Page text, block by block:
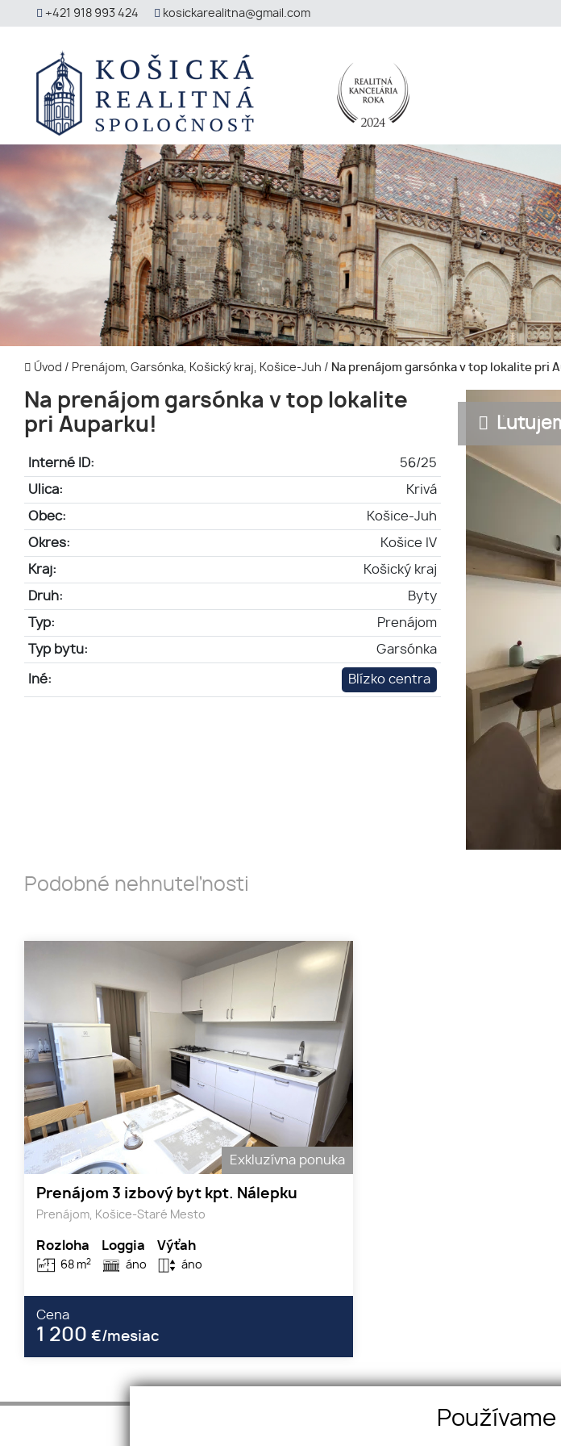
+421 918 993 424 kosickarealitna@gmail.com
Úvod / Prenájom, Garsónka, Košický kraj, Košice-Juh / Na prenájom garsónka v top lokalite pri
Na prenájom garsónka v top lokalite
pri Auparku!
Interné ID: 56/25
Ulica: Krivá
Obec: Košice-Juh
Okres: Košice IV
Kraj: Košický kraj
Druh: Byty
Typ: Prenájom
Typ bytu: Garsónka
Iné: Blízko centra
Podobné nehnuteľnosti
Exkluzívna ponuka
Prenájom 3 izbový byt kpt. Nálepku
Prenájom, Košice-Staré Mesto
Rozloha
68 m2
Loggia
áno
Výťah
áno
Cena
1 200 €/mesiac